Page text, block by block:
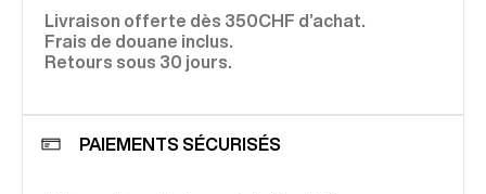
Livraison offerte dès 350CHF d’achat.
Frais de douane inclus.
Retours sous 30 jours.
PAIEMENTS SÉCURISÉS